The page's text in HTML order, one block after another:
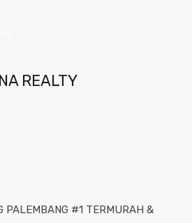
REALTY
PALEMBANG #1 TERMURAH &